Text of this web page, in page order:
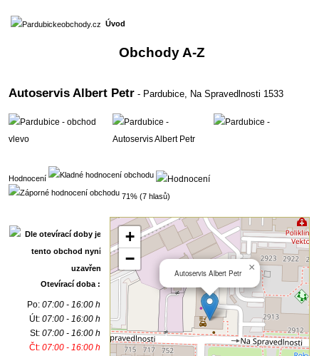
Úvod
Obchody A-Z
Autoservis Albert Petr - Pardubice, Na Spravedlnosti 1533
Hodnocení
71% (7 hlasů)
Otevírací doba :
Po:07:00 - 16:00 h
Út:07:00 - 16:00 h
St:07:00 - 16:00 h
Čt:07:00 - 16:00 h
Autoservis Albert Petr ×
+
−